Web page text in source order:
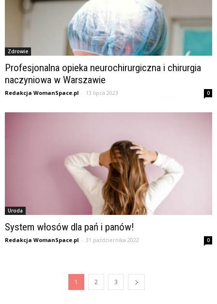
Zdrowie
Profesjonalna opieka neurochirurgiczna i chirurgia
naczyniowa w Warszawie
Redakcja WomanSpace.pl - 13 lipca 2023 0
Uroda
System włosów dla pań i panów!
Redakcja WomanSpace.pl - 31 października 2022 0
1 2 3